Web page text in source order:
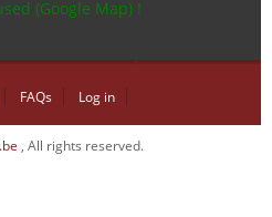
(Google Map) !
FAQs Log in
, All rights reserved.